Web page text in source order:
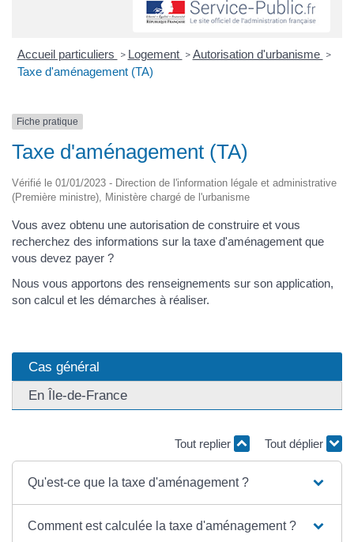
Accueil particuliers > Logement > Autorisation d'urbanisme >
Taxe d'aménagement (TA)
Fiche pratique
Taxe d'aménagement (TA)
Vérifié le 01/01/2023 - Direction de l'information légale et administrative
(Première ministre), Ministère chargé de l'urbanisme
Vous avez obtenu une autorisation de construire et vous
recherchez des informations sur la taxe d'aménagement que
vous devez payer ?
Nous vous apportons des renseignements sur son application,
son calcul et les démarches à réaliser.
Cas général
En Île-de-France
Tout replier Tout déplier
Qu'est-ce que la taxe d'aménagement ?
Comment est calculée la taxe d'aménagement ?